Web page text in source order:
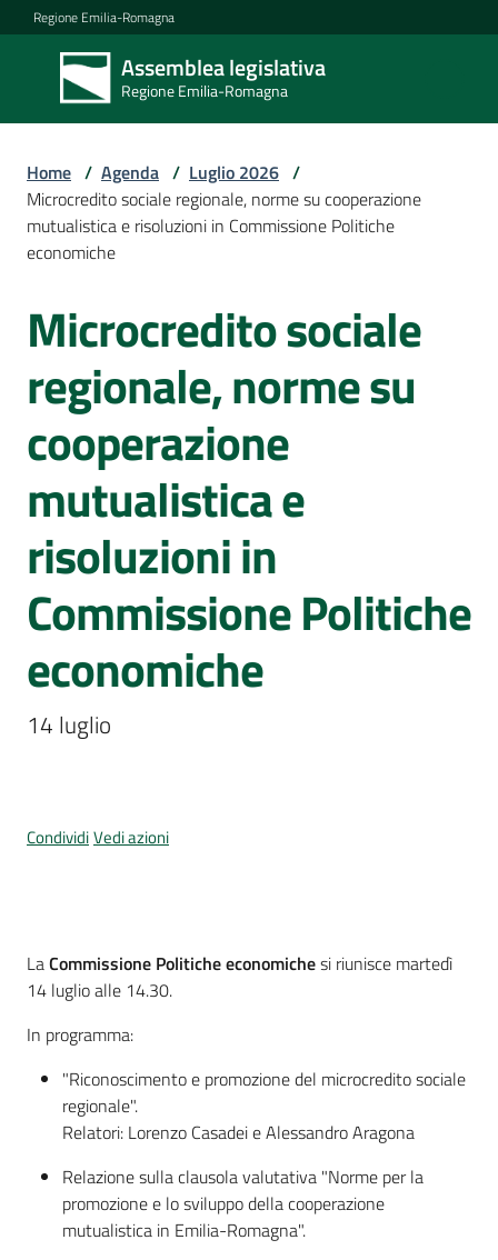
Vai al contenuto
Vai alla navigazione
Vai al footer
Regione Emilia-Romagna
Assemblea legislativa
Regione Emilia-Romagna
Assemblea
legislativa
Regione Emilia-
Assemblea
Attività
Argomenti
Per
media
Per
cittadini
Home / Agenda / Luglio 2026 /
Microcredito sociale regionale, norme su cooperazione
mutualistica e risoluzioni in Commissione Politiche
economiche
Salta al contenuto
Microcredito sociale
regionale, norme su
cooperazione
mutualistica e
risoluzioni in
Commissione Politiche
economiche
14 luglio
CondividiVedi azioni
Cos'è
LaCommissione Politiche economichesi riunisce martedì
14 luglio alle 14.30.
In programma:
"Riconoscimento e promozione del microcredito sociale
regionale".
Relatori: Lorenzo Casadei e Alessandro Aragona
Relazione sulla clausola valutativa "Norme per la
promozione e lo sviluppo della cooperazione
mutualistica in Emilia-Romagna".